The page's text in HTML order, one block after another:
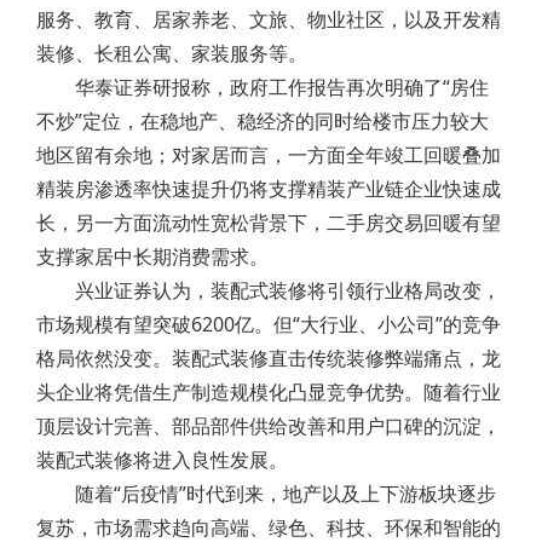
服务、教育、居家养老、文旅、物业社区，以及开发精
装修、长租公寓、家装服务等。
华泰证券研报称，政府工作报告再次明确了“房住
不炒”定位，在稳地产、稳经济的同时给楼市压力较大
地区留有余地；对家居而言，一方面全年竣工回暖叠加
精装房渗透率快速提升仍将支撑精装产业链企业快速成
长，另一方面流动性宽松背景下，二手房交易回暖有望
支撑家居中长期消费需求。
兴业证券认为，装配式装修将引领行业格局改变，
市场规模有望突破6200亿。但“大行业、小公司”的竞争
格局依然没变。装配式装修直击传统装修弊端痛点，龙
头企业将凭借生产制造规模化凸显竞争优势。随着行业
顶层设计完善、部品部件供给改善和用户口碑的沉淀，
装配式装修将进入良性发展。
随着“后疫情”时代到来，地产以及上下游板块逐步
复苏，市场需求趋向高端、绿色、科技、环保和智能的